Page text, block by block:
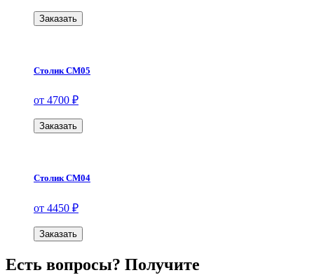
Заказать
Столик СМ05
от 4700 ₽
Заказать
Столик СМ04
от 4450 ₽
Заказать
Есть вопросы? Получите